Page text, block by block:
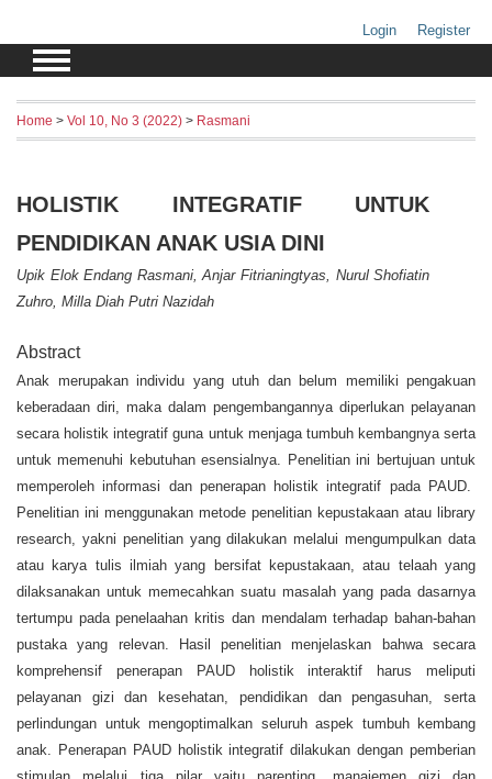
Login Register
Home > Vol 10, No 3 (2022) > Rasmani
HOLISTIK INTEGRATIF UNTUK
PENDIDIKAN ANAK USIA DINI
Upik Elok Endang Rasmani, Anjar Fitrianingtyas, Nurul Shofiatin
Zuhro, Milla Diah Putri Nazidah
Abstract
Anak merupakan individu yang utuh dan belum memiliki pengakuan
keberadaan diri, maka dalam pengembangannya diperlukan pelayanan
secara holistik integratif guna untuk menjaga tumbuh kembangnya serta
untuk memenuhi kebutuhan esensialnya. Penelitian ini bertujuan untuk
memperoleh informasi dan penerapan holistik integratif pada PAUD.
Penelitian ini menggunakan metode penelitian kepustakaan atau library
research, yakni penelitian yang dilakukan melalui mengumpulkan data
atau karya tulis ilmiah yang bersifat kepustakaan, atau telaah yang
dilaksanakan untuk memecahkan suatu masalah yang pada dasarnya
tertumpu pada penelaahan kritis dan mendalam terhadap bahan-bahan
pustaka yang relevan. Hasil penelitian menjelaskan bahwa secara
komprehensif penerapan PAUD holistik interaktif harus meliputi
pelayanan gizi dan kesehatan, pendidikan dan pengasuhan, serta
perlindungan untuk mengoptimalkan seluruh aspek tumbuh kembang
anak. Penerapan PAUD holistik integratif dilakukan dengan pemberian